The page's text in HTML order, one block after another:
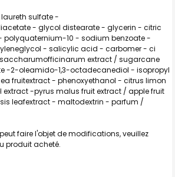
sulfate -
- glycol distearate - glycerin - citric
10 - sodium benzoate -
- salicylic acid - carbomer - ci
extract / sugarcane
-2-oleamido-1,3-octadecanediol - isopropyl
fruitextract - phenoxyethanol - citrus limon
extract -pyrus malus fruit extract / apple fruit
leafextract - maltodextrin - parfum /
faire l'objet de modifications, veuillez
produit acheté.